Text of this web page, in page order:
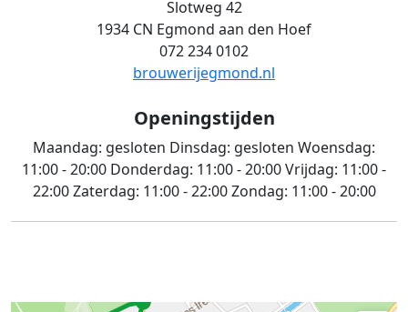
Slotweg 42
1934 CN Egmond aan den Hoef
072 234 0102
brouwerijegmond.nl
Openingstijden
Maandag: gesloten Dinsdag: gesloten Woensdag:
11:00 - 20:00 Donderdag: 11:00 - 20:00Vrijdag: 11:00 -
22:00Zaterdag: 11:00 - 22:00Zondag: 11:00 - 20:00